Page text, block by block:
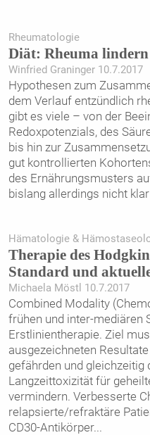
Rheumatologie
Diät: Rheuma
Winfried Graninger 10.7.2017
Hypothesen zum
dem Verlauf entzündlich
gibt es viele – von der
Redoxpotenzials, des
bis hin zur
gut kontrollierten
des Ernährungsmusters
bislang allerdings nicht
Hämatologie &
Therapie des
Standard und
Michaela Möstl 10.7.2017
Combined Modality
frühen und inter-mediären
Erstlinientherapie. Ziel
ausgezeichneten
gefährden und
Langzeittoxizität für
vermindern. Verbesserte
relapsierte/refraktäre
CD30-Antikörper...